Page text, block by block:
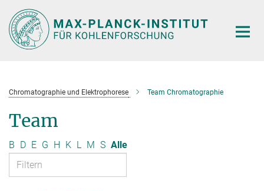
Hauptinhalt
Chromatographie und Elektrophorese Team Chromatographie
Team
B D E G H K L M S Alle